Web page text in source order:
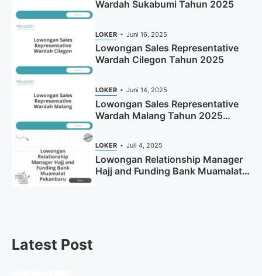
Wardah Sukabumi Tahun 2025
LOKER Juni 16, 2025
Lowongan Sales Representative
Wardah Cilegon Tahun 2025
LOKER Juni 14, 2025
Lowongan Sales Representative
Wardah Malang Tahun 2025
LOKER Juli 4, 2025
Lowongan Relationship Manager
Hajj and Funding Bank Muamalat
Latest Post